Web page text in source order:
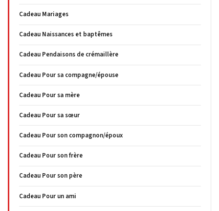
Cadeau Mariages
Cadeau Naissances et baptêmes
Cadeau Pendaisons de crémaillère
Cadeau Pour sa compagne/épouse
Cadeau Pour sa mère
Cadeau Pour sa sœur
Cadeau Pour son compagnon/époux
Cadeau Pour son frère
Cadeau Pour son père
Cadeau Pour un ami